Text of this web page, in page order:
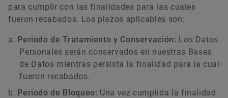
para cumplir con las finalidades para las cuales
fueron recabados. Los plazos aplicables son:
Periodo de Tratamiento y Conservación: Los Datos
Personales serán conservados en nuestras Bases
de Datos mientras persista la finalidad para la cual
fueron recabados.
Periodo de Bloqueo: Una vez cumplida la finalidad